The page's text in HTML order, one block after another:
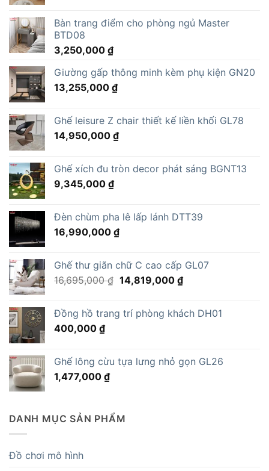
Bàn trang điểm cho phòng ngủ Master
BTD08
3,250,000 ₫
Giường gấp thông minh kèm phụ kiện GN20
13,255,000 ₫
Ghế leisure Z chair thiết kế liền khối GL78
14,950,000 ₫
Ghế xích đu tròn decor phát sáng BGNT13
9,345,000 ₫
Đèn chùm pha lê lấp lánh DTT39
16,990,000 ₫
Ghế thư giãn chữ C cao cấp GL07
16,695,000₫ Giá
16,695,000 ₫.
14,819,000 ₫Giá
là:
Đồng hồ trang trí phòng khách DH01
400,000 ₫
Ghế lông cừu tựa lưng nhỏ gọn GL26
1,477,000 ₫
DANH MỤC SẢN PHẨM
Đồ chơi mô hình